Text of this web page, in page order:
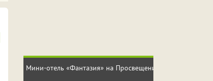
Мини-отель «Фантазия» на Просвещения